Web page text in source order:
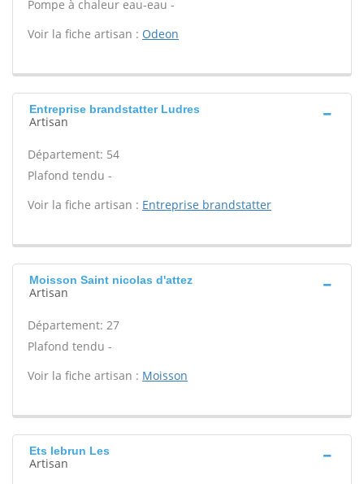
Pompe à chaleur eau-eau -
Voir la fiche artisan : Odeon
Entreprise brandstatter Ludres
Artisan
Département: 54
Plafond tendu -
Voir la fiche artisan : Entreprise brandstatter
Moisson Saint nicolas d'attez
Artisan
Département: 27
Plafond tendu -
Voir la fiche artisan : Moisson
Ets lebrun Les
Artisan